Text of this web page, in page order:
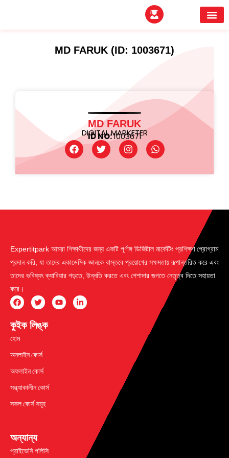
MD FARUK (ID: 1003671)
MD FARUK
DIGITAL MARKETER
ID NO:1003671
Expertitpark আমরা শিক্ষার্থীদের জন্য একটি পূর্ণাঙ্গ ডিজিটাল মার্কেটিং প্রশিক্ষণ প্রোগ্রাম
প্রদান করি, যা তাদের একাডেমিক জ্ঞানকে বাস্তবে প্রয়োগের সক্ষমতায় রূপান্তরিত করে এবং
তাদের ভবিষ্যৎ ক্যারিয়ার গড়তে, উন্নতি করতে এবং পেশাদার জগতে নেতৃত্ব দিতে সহায়তা
করে।
কুইক লিঙ্ক
হোম
অনলাইন কোর্স
অফলাইন কোর্স
সন্ধ্যাকালীন কোর্স
সকল কোর্স সমূহ
অন্যান্য
প্রাইভেসি পলিসি